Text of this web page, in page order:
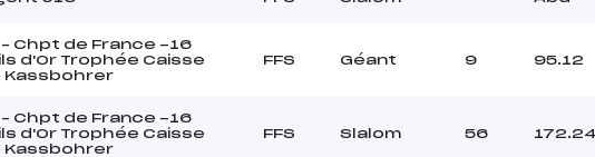
Chpt de France -16
d'Or Trophée Caisse
Kassbohrer
FFS Géant 9 95.12
Chpt de France -16
d'Or Trophée Caisse
Kassbohrer
FFS Slalom 56 172.24